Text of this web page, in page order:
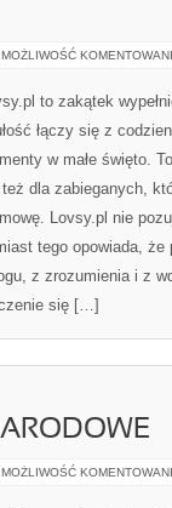
MOŻLIWOŚĆ
to zakątek
łączy się z
w małe święto.
dla zabieganych,
Lovsy.pl nie
tego opowiada, że
z zrozumienia i z
się […]
MOŻLIWOŚĆ